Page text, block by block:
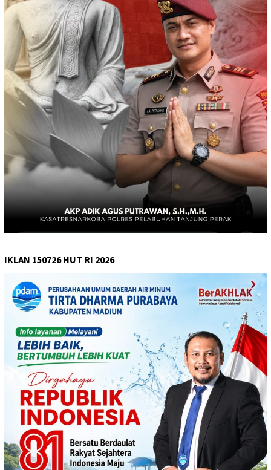
IKLAN 150726 HUT RI 2026